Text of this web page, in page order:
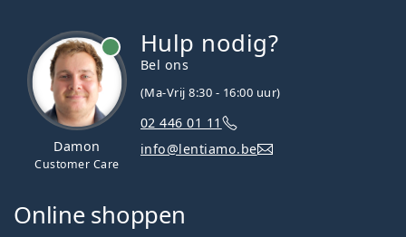
Damon
Customer Care
Hulp nodig?
Bel ons
(Ma-Vrij 8:30 - 16:00 uur)
02 446 01 11
info@lentiamo.be
Online shoppen